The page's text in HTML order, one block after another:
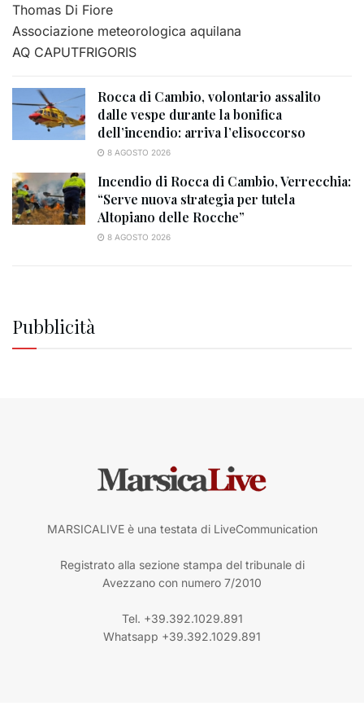
Thomas Di Fiore
Associazione meteorologica aquilana
AQ CAPUTFRIGORIS
Rocca di Cambio, volontario assalito
dalle vespe durante la bonifica
dell’incendio: arriva l’elisoccorso
8 AGOSTO 2026
Incendio di Rocca di Cambio, Verrecchia:
“Serve nuova strategia per tutela
Altopiano delle Rocche”
8 AGOSTO 2026
Pubblicità
MARSICALIVE è una testata di LiveCommunication
Registrato alla sezione stampa del tribunale di
Avezzano con numero 7/2010
Tel. +39.392.1029.891
Whatsapp +39.392.1029.891